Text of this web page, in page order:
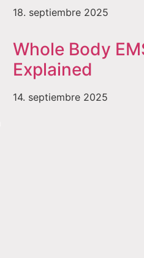
18. septiembre 2025
Whole Body
Explained
14. septiembre 2025